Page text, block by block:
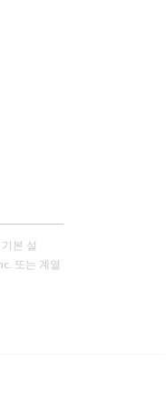
본 설
또는 계열